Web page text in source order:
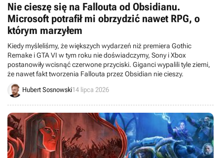
Nie cieszę się na Fallouta od Obsidianu.
Microsoft potrafił mi obrzydzić nawet RPG, o
którym marzyłem
Kiedy myśleliśmy, że większych wydarzeń niż premiera Gothic
Remake i GTA VI w tym roku nie doświadczymy, Sony i Xbox
postanowiły wcisnąć czerwone przyciski. Giganci wypalili tyle ziemi,
że nawet fakt tworzenia Fallouta przez Obsidian nie cieszy.
Hubert Sosnowski14 lipca 2026